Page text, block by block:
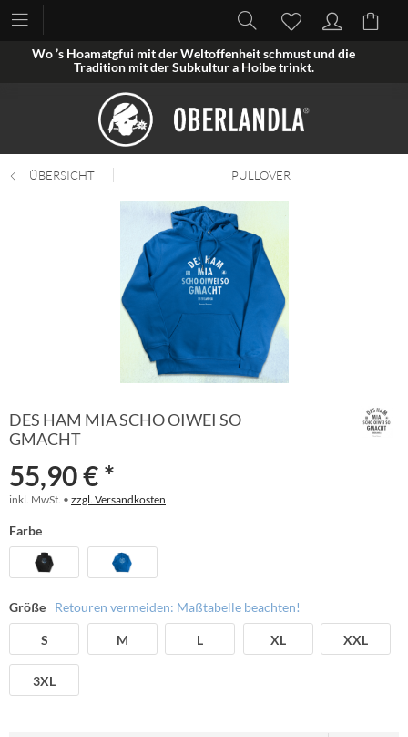
Wo ’s Hoamatgfui mit der Weltoffenheit schmust und die
Tradition mit der Subkultur a Hoibe trinkt.
ÜBERSICHT PULLOVER
DES HAM MIA SCHO OIWEI SO
GMACHT
55,90 € *
inkl. MwSt. • zzgl. Versandkosten
Farbe
Größe Retouren vermeiden: Maßtabelle beachten!
S M L XL XXL
3XL